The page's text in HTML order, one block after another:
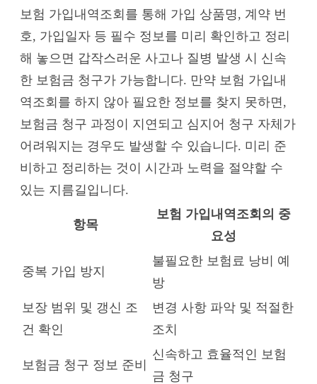
보험 가입내역조회를 통해 가입 상품명, 계약 번
호, 가입일자 등 필수 정보를 미리 확인하고 정리
해 놓으면 갑작스러운 사고나 질병 발생 시 신속
한 보험금 청구가 가능합니다. 만약 보험 가입내
역조회를 하지 않아 필요한 정보를 찾지 못하면,
보험금 청구 과정이 지연되고 심지어 청구 자체가
어려워지는 경우도 발생할 수 있습니다. 미리 준
비하고 정리하는 것이 시간과 노력을 절약할 수
있는 지름길입니다.
항목
보험 가입내역조회의 중
요성
중복 가입 방지
불필요한 보험료 낭비 예
방
보장 범위 및 갱신 조
건 확인
변경 사항 파악 및 적절한
조치
보험금 청구 정보 준비
신속하고 효율적인 보험
금 청구